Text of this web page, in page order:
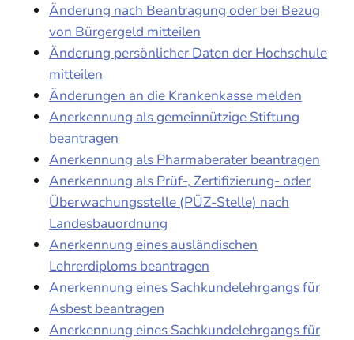
Änderung nach Beantragung oder bei Bezug
von Bürgergeld mitteilen
Änderung persönlicher Daten der Hochschule
mitteilen
Änderungen an die Krankenkasse melden
Anerkennung als gemeinnützige Stiftung
beantragen
Anerkennung als Pharmaberater beantragen
Anerkennung als Prüf-, Zertifizierung- oder
Überwachungsstelle (PÜZ-Stelle) nach
Landesbauordnung
Anerkennung eines ausländischen
Lehrerdiploms beantragen
Anerkennung eines Sachkundelehrgangs für
Asbest beantragen
Anerkennung eines Sachkundelehrgangs für